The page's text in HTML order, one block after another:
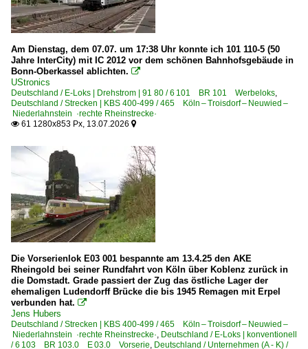
Troisdorf
~ Sonstige
Bahntechnische Anlagen und Kunstbauten
Gleise und Weichen
Kurioses und Seltenes
Schilder für den Bahnverkehr
~ Sonstiges
Dampfloks
BR 01 DB 001 ·DB-Umbau·
BR 01 DB 001 · DR 01.20 ·DRG-Einheitslok·
BR 01.10 DB 011 ·DB-Umbau·
BR 18.2 · 02 0201 ·DR-Reko-Schnellfahrlok·
BR 41 Öl DB 042 ·DB-Umbau·
BR 44 DB 044 · DR 44.0-2
Am Dienstag, dem 07.07. um 17:38 Uhr konnte ich 101 110-5 (50
Jahre InterCity) mit IC 2012 vor dem schönen Bahnhofsgebäude in
Bonn-Oberkassel ablichten. 
UStronics
Deutschland / E-Loks | Drehstrom | 91 80 / 6 101 BR 101 Werbeloks,
Deutschland / Strecken | KBS 400-499 / 465 Köln – Troisdorf – Neuwied –
Niederlahnstein ·rechte Rheinstrecke·
 61 1280x853 Px, 13.07.2026 
Die Vorserienlok E03 001 bespannte am 13.4.25 den AKE
Rheingold bei seiner Rundfahrt von Köln über Koblenz zurück in
die Domstadt. Grade passiert der Zug das östliche Lager der
ehemaligen Ludendorff Brücke die bis 1945 Remagen mit Erpel
verbunden hat. 
Jens Hubers
Deutschland / Strecken | KBS 400-499 / 465 Köln – Troisdorf – Neuwied –
Niederlahnstein ·rechte Rheinstrecke·, Deutschland / E-Loks | konventionell
/ 6 103 BR 103.0 E 03.0 Vorserie, Deutschland / Unternehmen (A - K) /